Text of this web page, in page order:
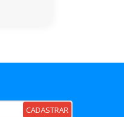
CADASTRAR